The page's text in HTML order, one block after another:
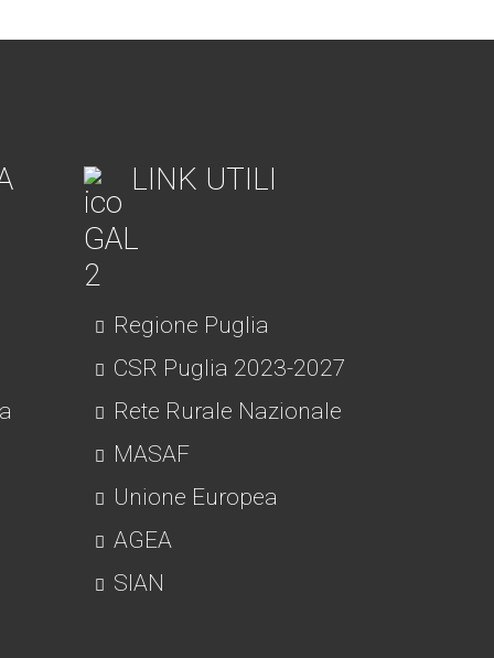
LINK UTILI
Regione Puglia
CSR Puglia 2023-2027
Rete Rurale Nazionale
MASAF
Unione Europea
AGEA
SIAN